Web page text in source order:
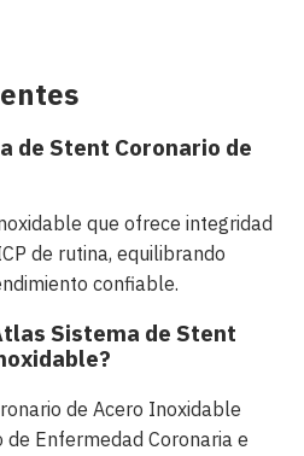
de Stent Coronario de
que ofrece integridad
de rutina, equilibrando
confiable.
Sistema de Stent
de Acero Inoxidable
Enfermedad Coronaria e